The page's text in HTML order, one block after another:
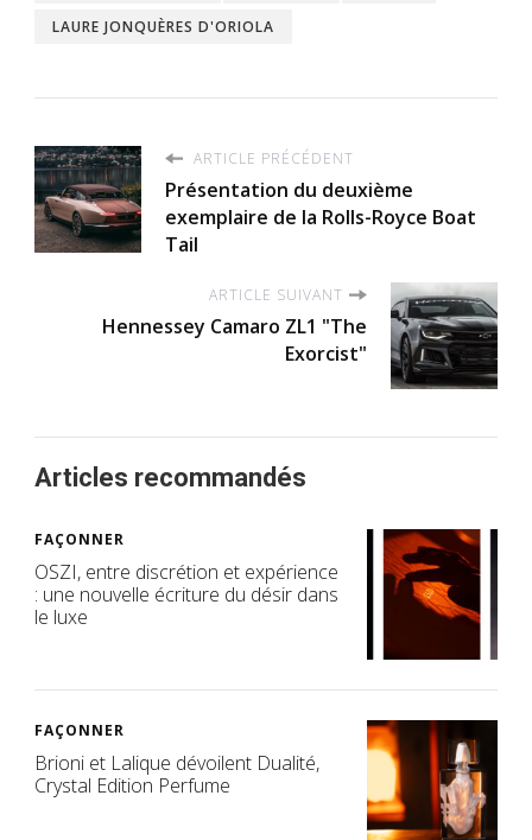
LAURE JONQUÈRES D'ORIOLA
ARTICLE PRÉCÉDENT
Présentation du deuxième
exemplaire de la Rolls-Royce Boat
Tail
ARTICLE SUIVANT
Hennessey Camaro ZL1 "The
Exorcist"
Articles recommandés
FAÇONNER
OSZI, entre discrétion et expérience
: une nouvelle écriture du désir dans
le luxe
FAÇONNER
Brioni et Lalique dévoilent Dualité,
Crystal Edition Perfume